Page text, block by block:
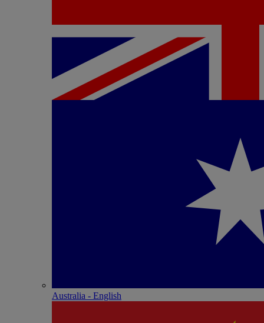
Australia - English